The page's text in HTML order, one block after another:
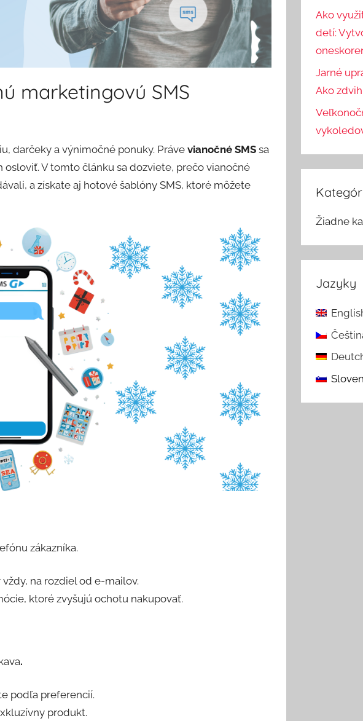
marketingovú SMS
darčeky a výnimočné ponuky. Práve vianočné SMS sa
V tomto článku sa dozviete, prečo vianočné
a získate aj hotové šablóny SMS, ktoré môžete
zákazníka.
na rozdiel od e-mailov.
ktoré zvyšujú ochotu nakupovať.
.
podľa preferencií.
produkt.
Ako
detí:
Jarné
Ako
Žiadne
Jazyky